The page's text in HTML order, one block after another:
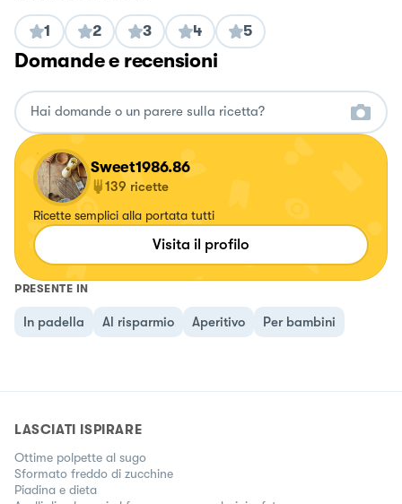
1 2 3 4 5
Domande e recensioni
Sweet1986.86
139 ricette
Ricette semplici alla portata tutti
Visita il profilo
PRESENTE IN
In padella Al risparmio Aperitivo Per bambini
LASCIATI ISPIRARE
Ottime polpette al sugo
Sformato freddo di zucchine
Piadina e dieta